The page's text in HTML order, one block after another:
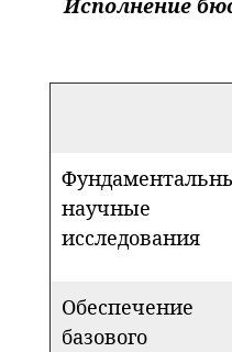
Исполнение
научные
исследования
Обеспечение
базового